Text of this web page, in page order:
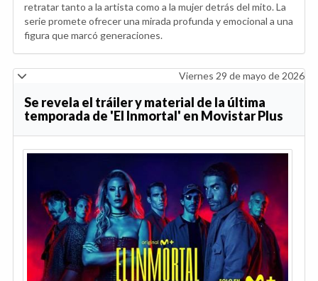
retratar tanto a la artista como a la mujer detrás del mito. La
serie promete ofrecer una mirada profunda y emocional a una
figura que marcó generaciones.
Viernes 29 de mayo de 2026
Se revela el tráiler y material de la última
temporada de 'El Inmortal' en Movistar Plus